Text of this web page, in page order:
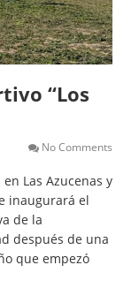
“Los
No Comments
Las Azucenas y
inaugurará el
de la
después de una
que empezó